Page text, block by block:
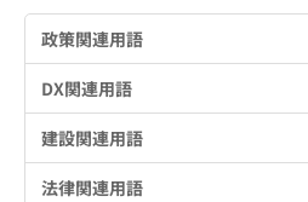
政策関連用語
DX関連用語
建設関連用語
法律関連用語